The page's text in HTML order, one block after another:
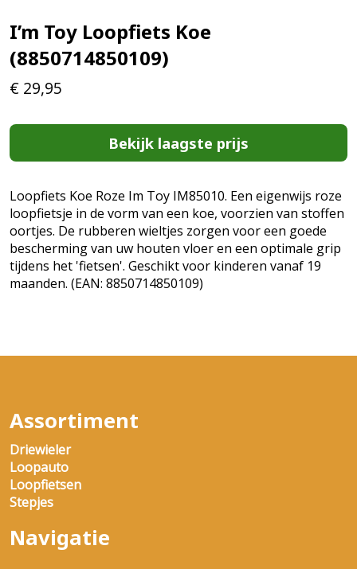
I’m Toy Loopfiets Koe
(8850714850109)
€ 29,95
Bekijk laagste prijs
Loopfiets Koe Roze Im Toy IM85010. Een eigenwijs roze
loopfietsje in de vorm van een koe, voorzien van stoffen
oortjes. De rubberen wieltjes zorgen voor een goede
bescherming van uw houten vloer en een optimale grip
tijdens het 'fietsen'. Geschikt voor kinderen vanaf 19
maanden. (EAN: 8850714850109)
Assortiment
Driewieler
Loopauto
Loopfietsen
Stepjes
Navigatie